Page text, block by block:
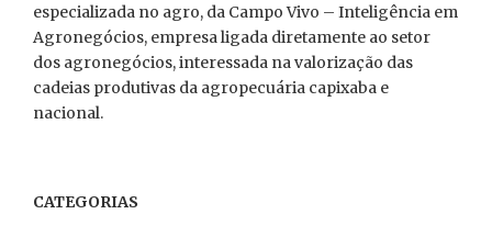
especializada no agro, da Campo Vivo – Inteligência em
Agronegócios, empresa ligada diretamente ao setor
dos agronegócios, interessada na valorização das
cadeias produtivas da agropecuária capixaba e
nacional.
CATEGORIAS